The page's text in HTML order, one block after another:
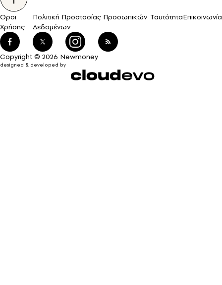
Όροι
Χρήσης
Πολιτική Προστασίας Προσωπικών
Δεδομένων
ΤαυτότηταΕπικοινωνία
Copyright © 2026 Newmoney
designed & developed by